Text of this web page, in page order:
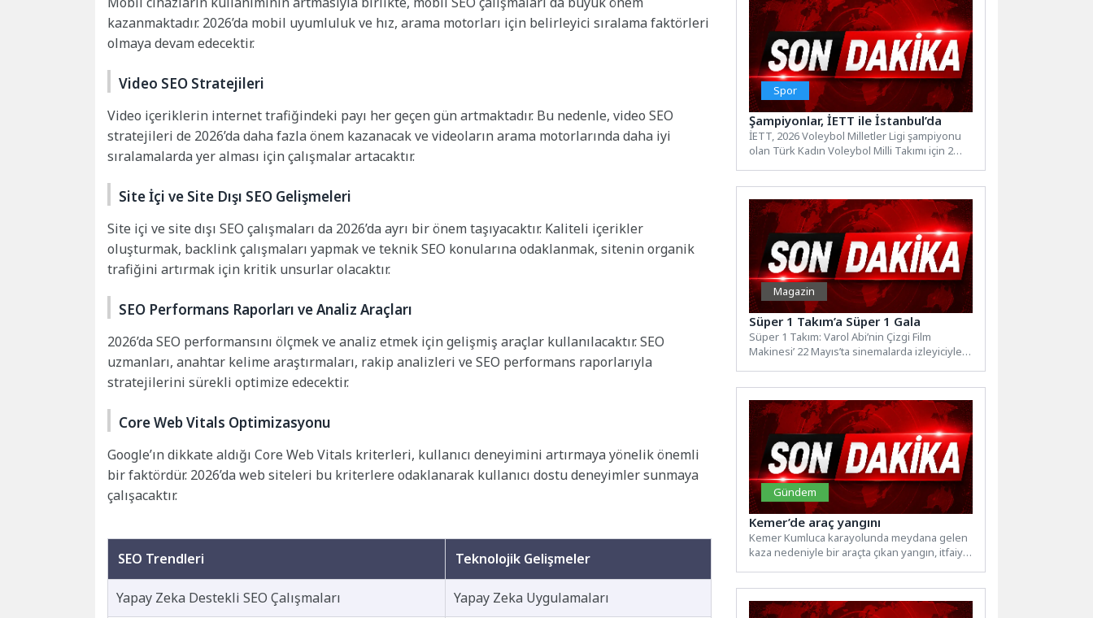
kazanmaktadır. 2026’da mobil uyumluluk ve hız, arama motorları için belirleyici sıralama faktörleri
olmaya devam edecektir.
Video SEO Stratejileri
Video içeriklerin internet trafiğindeki payı her geçen gün artmaktadır. Bu nedenle, video SEO
stratejileri de 2026’da daha fazla önem kazanacak ve videoların arama motorlarında daha iyi
sıralamalarda yer alması için çalışmalar artacaktır.
Site İçi ve Site Dışı SEO Gelişmeleri
Site içi ve site dışı SEO çalışmaları da 2026’da ayrı bir önem taşıyacaktır. Kaliteli içerikler
oluşturmak, backlink çalışmaları yapmak ve teknik SEO konularına odaklanmak, sitenin organik
trafiğini artırmak için kritik unsurlar olacaktır.
SEO Performans Raporları ve Analiz Araçları
2026’da SEO performansını ölçmek ve analiz etmek için gelişmiş araçlar kullanılacaktır. SEO
uzmanları, anahtar kelime araştırmaları, rakip analizleri ve SEO performans raporlarıyla
stratejilerini sürekli optimize edecektir.
Core Web Vitals Optimizasyonu
Google’ın dikkate aldığı Core Web Vitals kriterleri, kullanıcı deneyimini artırmaya yönelik önemli
bir faktördür. 2026’da web siteleri bu kriterlere odaklanarak kullanıcı dostu deneyimler sunmaya
çalışacaktır.
SEO Trendleri Teknolojik Gelişmeler
Yapay Zeka Destekli SEO Çalışmaları Yapay Zeka Uygulamaları
Spor
Şampiyonlar, İETT ile İstanbul’da
İETT, 2026 Voleybol Milletler Ligi şampiyonu
olan Türk Kadın Voleybol Milli Takımı için 2
Magazin
Süper 1 Takım’a Süper 1 Gala
Süper 1 Takım: Varol Abi’nin Çizgi Film
Makinesi’ 22 Mayıs’ta sinemalarda izleyiciyle
Gündem
Kemer’de araç yangını
Kemer Kumluca karayolunda meydana gelen
kaza nedeniyle bir araçta çıkan yangın, itfaiye